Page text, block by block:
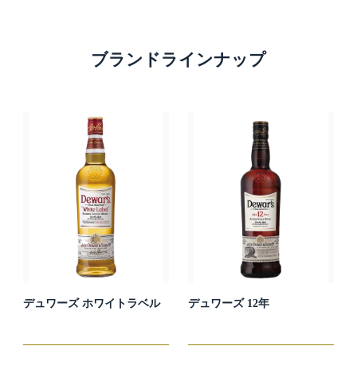
ブランドラインナップ
デュワーズ ホワイトラベル デュワーズ 12年